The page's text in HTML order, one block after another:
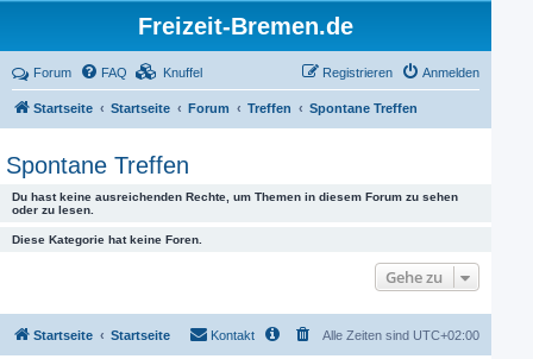
Freizeit-Bremen.de
Forum FAQ Knuffel Anmelden
Registrieren
Startseite Startseite Forum Treffen Spontane Treffen
Spontane Treffen
Du hast keine ausreichenden Rechte, um Themen in diesem Forum zu sehen
oder zu lesen.
Diese Kategorie hat keine Foren.
Gehe zu
Startseite Startseite Alle Zeiten sind UTC+02:00
Kontakt